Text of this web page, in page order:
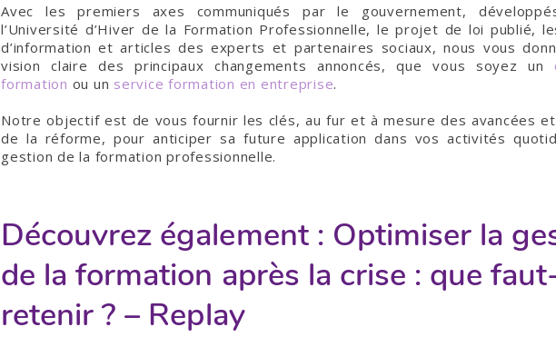
Avec les premiers axes communiqués par le gouvernement,
l’Université d’Hiver de la Formation Professionnelle, le projet de loi publié,
d’information et articles des experts et partenaires sociaux, nous vous
vision claire des principaux changements annoncés, que vous soyez un
formation ou un service formation en entreprise.
Notre objectif est de vous fournir les clés, au fur et à mesure des avancées
de la réforme, pour anticiper sa future application dans vos activités
gestion de la formation professionnelle.
Découvrez également : Optimiser la
de la formation après la crise : que
retenir ? – Replay